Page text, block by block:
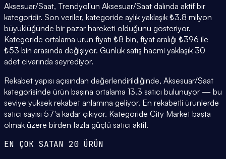
Aksesuar/Saat, Trendyol'un Aksesuar/Saat dalında aktif bir
kategoridir. Son veriler, kategoride aylık yaklaşık ₺3.8 milyon
büyüklüğünde bir pazar hareketi olduğunu gösteriyor.
Kategoride ortalama ürün fiyatı ₺8 bin, fiyat aralığı ₺396 ile
₺53 bin arasında değişiyor. Günlük satış hacmi yaklaşık 30
adet civarında seyrediyor.
Rekabet yapısı açısından değerlendirildiğinde, Aksesuar/Saat
kategorisinde ürün başına ortalama 13.3 satıcı bulunuyor — bu
seviye yüksek rekabet anlamına geliyor. En rekabetli ürünlerde
satıcı sayısı 57'a kadar çıkıyor. Kategoride City Market başta
olmak üzere birden fazla güçlü satıcı aktif.
EN ÇOK SATAN 20 ÜRÜN